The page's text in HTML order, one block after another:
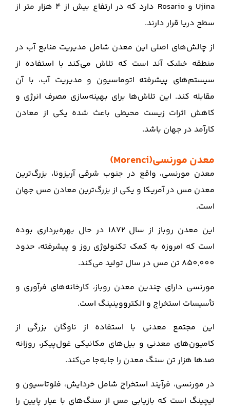
Ujina و Rosario دارد که در ارتفاع بیش از 4 هزار متر از
سطح دریا قرار دارند.
از چالش‌های اصلی این معدن شامل مدیریت منابع آب در
منطقه خشک آند است که تلاش می‌کند با استفاده از
سیستم‌های پیشرفته اتوماسیون و مدیریت آب، با آن
مقابله کند. این تلاش‌ها برای بهینه‌سازی مصرف انرژی و
کاهش اثرات زیست محیطی باعث شده یکی از معادن
کارآمد در جهان باشد.
معدن مورنسی(Morenci)
معدن مورنسی، واقع در جنوب شرقی آریزونا، بزرگ‌ترین
معدن مس در آمریکا و یکی از بزرگ‌ترین معادن مس جهان
است.
این معدن روباز از سال 1872 در حال بهره‌برداری بوده
است که امروزه به کمک تکنولوژی روز و پیشرفته، حدود
850,000 تن مس در سال تولید می‌کند.
مورنسی دارای چندین معدن روباز، کارخانه‌های فرآوری و
تأسیسات استخراج و الکترووینینگ است.
این مجتمع معدنی با استفاده از ناوگان بزرگی از
کامیون‌های معدنی و بیل‌های مکانیکی غول‌پیکر، روزانه
صدها هزار تن سنگ معدن را جابه‌جا می‌کند.
در مورنسی، فرآیند استخراج شامل خردایش، فلوتاسیون و
لیچینگ است که بازیابی مس از سنگ‌های با عیار پایین را